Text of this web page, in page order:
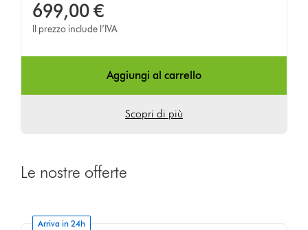
stelle
su
5
699,00 €
Il prezzo include l’IVA
Aggiungi al carrello
Scopri di più
Le nostre offerte
Arriva in 24h